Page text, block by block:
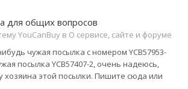
для общих вопросов
YouCanBuy в О сервисе, сайте и форуме
чужая посылка с номером YCB57953-
посылка YCB57407-2, очень надеюсь,
хозяина этой посылки. Пишите сюда или